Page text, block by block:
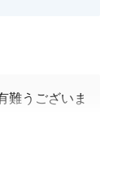
難うございま